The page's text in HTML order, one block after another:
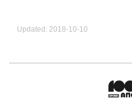
Updated: 2018-10-10